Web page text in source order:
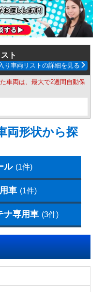
ト
り車両リストの詳細を見る
車両は、最大で2週間自動保
両形状から探
ル (1件)
車 (1件)
ナ専用車 (3件)